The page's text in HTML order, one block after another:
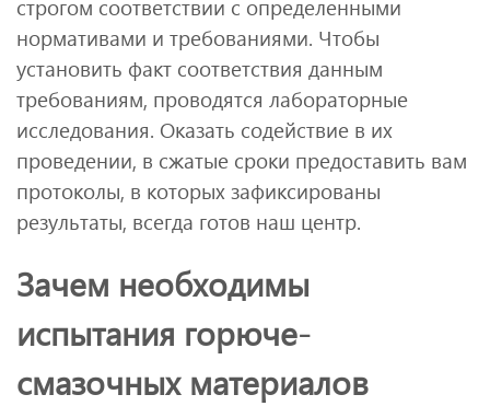
строгом соответствии с определенными
нормативами и требованиями. Чтобы
установить факт соответствия данным
требованиям, проводятся лабораторные
исследования. Оказать содействие в их
проведении, в сжатые сроки предоставить вам
протоколы, в которых зафиксированы
результаты, всегда готов наш центр.
Зачем необходимы
испытания горюче-
смазочных материалов